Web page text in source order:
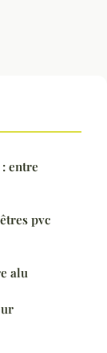
entre
pvc
alu